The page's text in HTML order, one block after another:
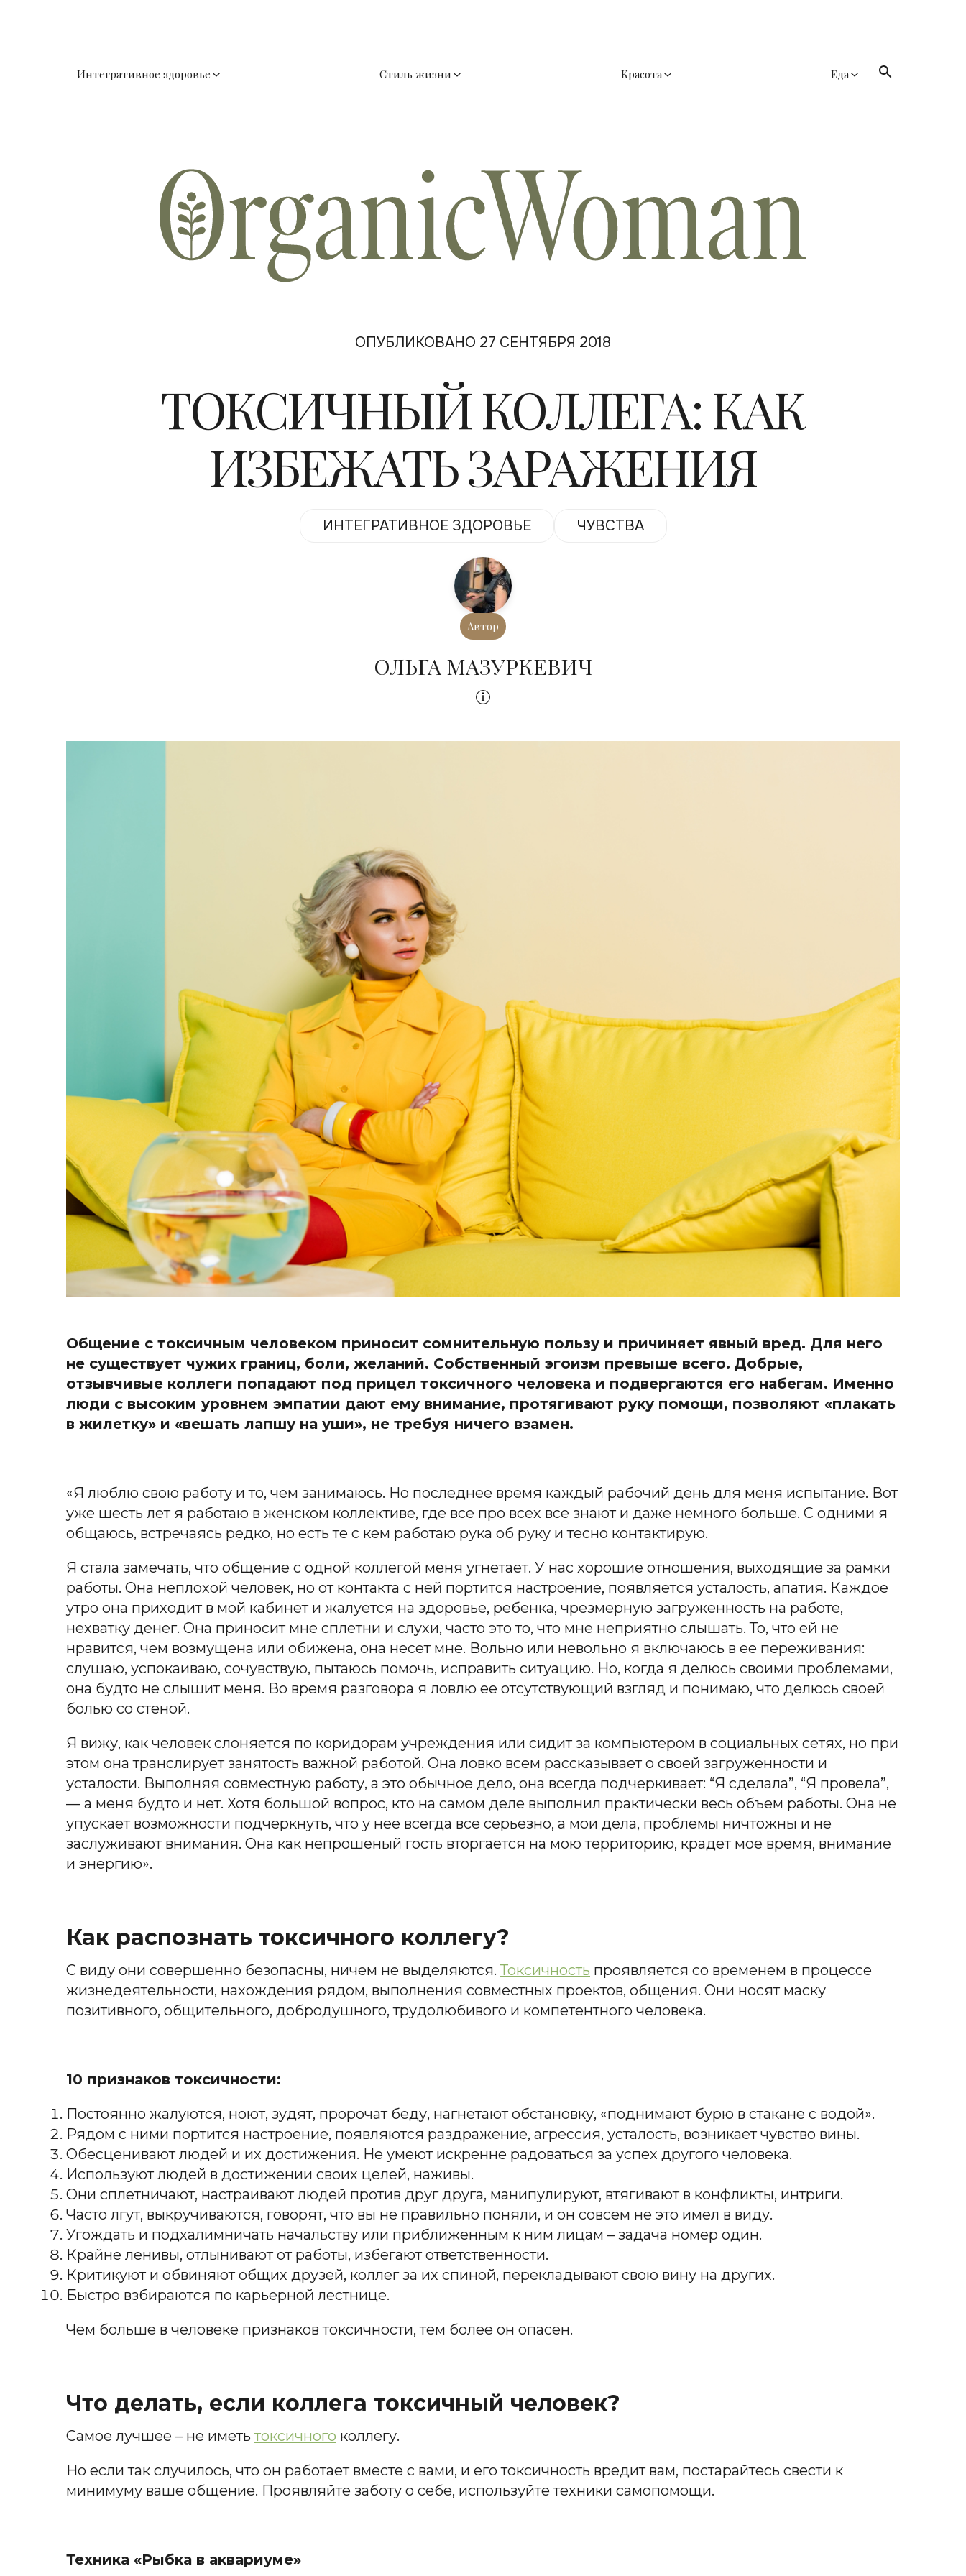
Интегративное здоровье Стиль жизни Красота Еда
ОПУБЛИКОВАНО 27 СЕНТЯБРЯ 2018
ТОКСИЧНЫЙ КОЛЛЕГА: КАК
ИЗБЕЖАТЬ ЗАРАЖЕНИЯ
ИНТЕГРАТИВНОЕ ЗДОРОВЬЕ ЧУВСТВА
Автор
ОЛЬГА МАЗУРКЕВИЧ
Общение с токсичным человеком приносит сомнительную пользу и причиняет явный вред. Для него
не существует чужих границ, боли, желаний. Собственный эгоизм превыше всего. Добрые,
отзывчивые коллеги попадают под прицел токсичного человека и подвергаются его набегам. Именно
люди с высоким уровнем эмпатии дают ему внимание, протягивают руку помощи, позволяют «плакать
в жилетку» и «вешать лапшу на уши», не требуя ничего взамен.
«Я люблю свою работу и то, чем занимаюсь. Но последнее время каждый рабочий день для меня испытание. Вот
уже шесть лет я работаю в женском коллективе, где все про всех все знают и даже немного больше. С одними я
общаюсь, встречаясь редко, но есть те с кем работаю рука об руку и тесно контактирую.
Я стала замечать, что общение с одной коллегой меня угнетает. У нас хорошие отношения, выходящие за рамки
работы. Она неплохой человек, но от контакта с ней портится настроение, появляется усталость, апатия. Каждое
утро она приходит в мой кабинет и жалуется на здоровье, ребенка, чрезмерную загруженность на работе,
нехватку денег. Она приносит мне сплетни и слухи, часто это то, что мне неприятно слышать. То, что ей не
нравится, чем возмущена или обижена, она несет мне. Вольно или невольно я включаюсь в ее переживания:
слушаю, успокаиваю, сочувствую, пытаюсь помочь, исправить ситуацию. Но, когда я делюсь своими проблемами,
она будто не слышит меня. Во время разговора я ловлю ее отсутствующий взгляд и понимаю, что делюсь своей
болью со стеной.
Я вижу, как человек слоняется по коридорам учреждения или сидит за компьютером в социальных сетях, но при
этом она транслирует занятость важной работой. Она ловко всем рассказывает о своей загруженности и
усталости. Выполняя совместную работу, а это обычное дело, она всегда подчеркивает: “Я сделала”, “Я провела”,
— а меня будто и нет. Хотя большой вопрос, кто на самом деле выполнил практически весь объем работы. Она не
упускает возможности подчеркнуть, что у нее всегда все серьезно, а мои дела, проблемы ничтожны и не
заслуживают внимания. Она как непрошеный гость вторгается на мою территорию, крадет мое время, внимание
и энергию».
Как распознать токсичного коллегу?
С виду они совершенно безопасны, ничем не выделяются.Токсичность проявляется со временем в процессе
жизнедеятельности, нахождения рядом, выполнения совместных проектов, общения. Они носят маску
позитивного, общительного, добродушного, трудолюбивого и компетентного человека.
10 признаков токсичности:
Постоянно жалуются, ноют, зудят, пророчат беду, нагнетают обстановку, «поднимают бурю в стакане с водой».
Рядом с ними портится настроение, появляются раздражение, агрессия, усталость, возникает чувство вины.
Обесценивают людей и их достижения. Не умеют искренне радоваться за успех другого человека.
Используют людей в достижении своих целей, наживы.
Они сплетничают, настраивают людей против друг друга, манипулируют, втягивают в конфликты, интриги.
Часто лгут, выкручиваются, говорят, что вы не правильно поняли, и он совсем не это имел в виду.
Угождать и подхалимничать начальству или приближенным к ним лицам – задача номер один.
Крайне ленивы, отлынивают от работы, избегают ответственности.
Критикуют и обвиняют общих друзей, коллег за их спиной, перекладывают свою вину на других.
Быстро взбираются по карьерной лестнице.
Чем больше в человеке признаков токсичности, тем более он опасен.
Что делать, если коллега токсичный человек?
Самое лучшее – не иметьтоксичного коллегу.
Но если так случилось, что он работает вместе с вами, и его токсичность вредит вам, постарайтесь свести к
минимуму ваше общение. Проявляйте заботу о себе, используйте техники самопомощи.
Техника «Рыбка в аквариуме»